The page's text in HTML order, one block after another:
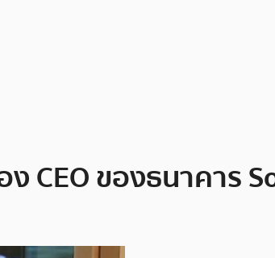
CEO ของธนาคาร